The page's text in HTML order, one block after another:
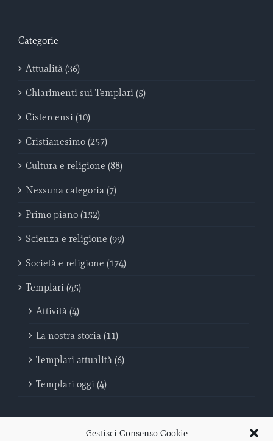
Gestisci Consenso Cookie
Categorie
Attualità (36)
Chiarimenti sui Templari (5)
Cistercensi (10)
Cristianesimo (257)
Cultura e religione (88)
Nessuna categoria (7)
Primo piano (152)
Scienza e religione (99)
Società e religione (174)
Templari (45)
Attività (4)
La nostra storia (11)
Templari attualità (6)
Templari oggi (4)